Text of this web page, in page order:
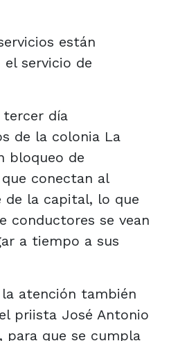
están
servicio de
día
de la colonia La
bloqueo de
conectan al
la capital, lo que
conductores se vean
a tiempo a sus
atención también
priista José Antonio
para que se cumpla